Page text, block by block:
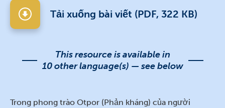
Tải xuống bài viết (PDF, 322 KB)
This resource is available in
10 other language(s) — see below
Trong phong trào Otpor (Phản kháng) của người